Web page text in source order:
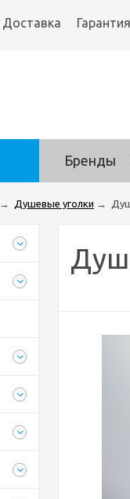
Доставка Гарантия
Бренды
→ Душевые уголки →